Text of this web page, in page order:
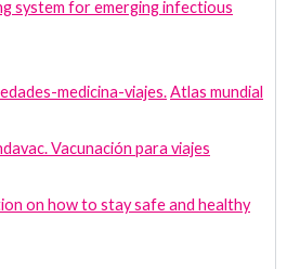
system for emerging infectious
medicina-viajes.Atlas mundial
Vacunación para viajes
on how to stay safe and healthy